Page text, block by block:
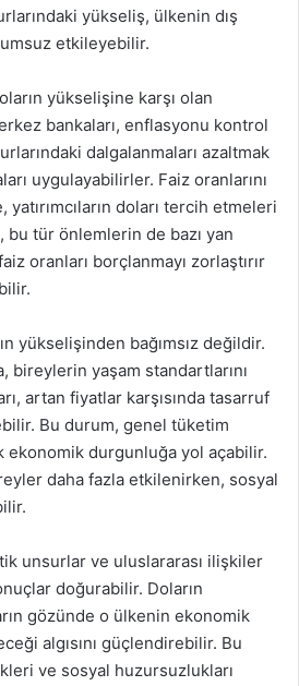
yükseliş, ülkenin dış
etkileyebilir.
yükselişine karşı olan
bankaları, enflasyonu kontrol
dalgalanmaları azaltmak
uygulayabilirler. Faiz oranlarını
doları tercih etmeleri
tür önlemlerin de bazı yan
oranları borçlanmayı zorlaştırır
yükselişinden bağımsız değildir.
bireylerin yaşam standartlarını
artan fiyatlar karşısında tasarruf
Bu durum, genel tüketim
ekonomik durgunluğa yol açabilir.
daha fazla etkilenirken, sosyal
unsurlar ve uluslararası ilişkiler
doğurabilir. Doların
gözünde o ülkenin ekonomik
algısını güçlendirebilir. Bu
ve sosyal huzursuzlukları